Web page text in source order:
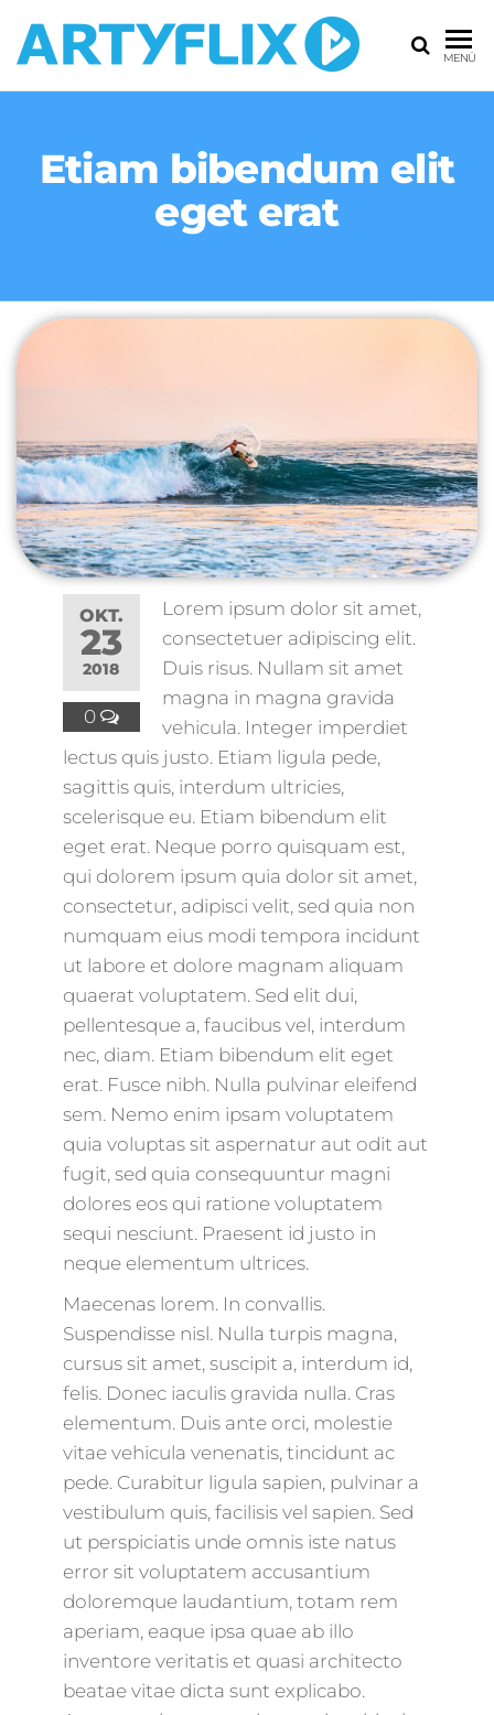
MENÜ
Etiam bibendum elit
eget erat
OKT.
23
2018
0
Lorem ipsum dolor sit amet,
consectetuer adipiscing elit.
Duis risus. Nullam sit amet
magna in magna gravida
vehicula. Integer imperdiet
lectus quis justo. Etiam ligula pede,
sagittis quis, interdum ultricies,
scelerisque eu. Etiam bibendum elit
eget erat. Neque porro quisquam est,
qui dolorem ipsum quia dolor sit amet,
consectetur, adipisci velit, sed quia non
numquam eius modi tempora incidunt
ut labore et dolore magnam aliquam
quaerat voluptatem. Sed elit dui,
pellentesque a, faucibus vel, interdum
nec, diam. Etiam bibendum elit eget
erat. Fusce nibh. Nulla pulvinar eleifend
sem. Nemo enim ipsam voluptatem
quia voluptas sit aspernatur aut odit aut
fugit, sed quia consequuntur magni
dolores eos qui ratione voluptatem
sequi nesciunt. Praesent id justo in
neque elementum ultrices.
Maecenas lorem. In convallis.
Suspendisse nisl. Nulla turpis magna,
cursus sit amet, suscipit a, interdum id,
felis. Donec iaculis gravida nulla. Cras
elementum. Duis ante orci, molestie
vitae vehicula venenatis, tincidunt ac
pede. Curabitur ligula sapien, pulvinar a
vestibulum quis, facilisis vel sapien. Sed
ut perspiciatis unde omnis iste natus
error sit voluptatem accusantium
doloremque laudantium, totam rem
aperiam, eaque ipsa quae ab illo
inventore veritatis et quasi architecto
beatae vitae dicta sunt explicabo.